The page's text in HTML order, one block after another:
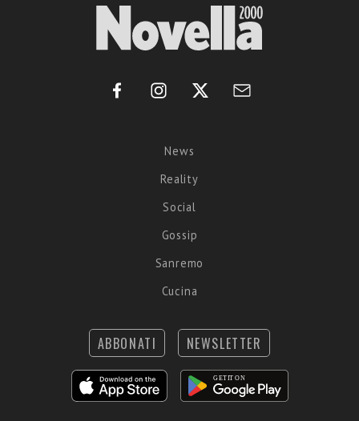
News
Reality
Social
Gossip
Sanremo
Cucina
ABBONATI NEWSLETTER